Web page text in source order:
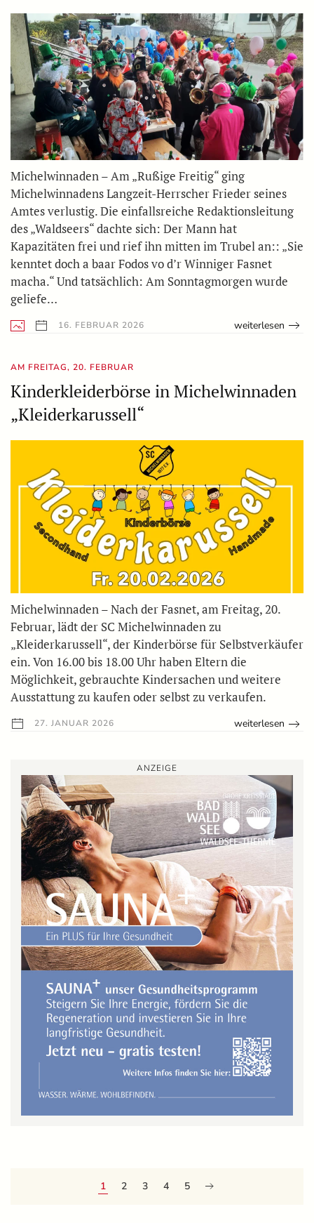
Michelwinnaden – Am „Rußige Freitig“ ging
Michelwinnadens Langzeit-Herrscher Frieder seines
Amtes verlustig. Die einfallsreiche Redaktionsleitung
des „Waldseers“ dachte sich: Der Mann hat
Kapazitäten frei und rief ihn mitten im Trubel an:: „Sie
kenntet doch a baar Fodos vo d’r Winniger Fasnet
macha.“ Und tatsächlich: Am Sonntagmorgen wurde
geliefe…
16. FEBRUAR 2026 weiterlesen
AM FREITAG, 20. FEBRUAR
Kinderkleiderbörse in Michelwinnaden
„Kleiderkarussell“
Michelwinnaden – Nach der Fasnet, am Freitag, 20.
Februar, lädt der SC Michelwinnaden zu
„Kleiderkarussell“, der Kinderbörse für Selbstverkäufer
ein. Von 16.00 bis 18.00 Uhr haben Eltern die
Möglichkeit, gebrauchte Kindersachen und weitere
Ausstattung zu kaufen oder selbst zu verkaufen.
27. JANUAR 2026 weiterlesen
ANZEIGE
1 2 3 4 5